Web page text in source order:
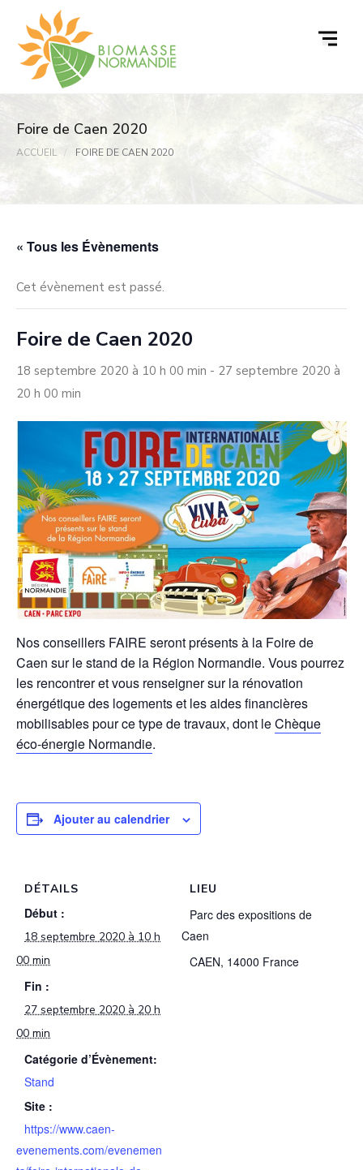
contenu
Foire de Caen 2020
ACCUEIL FOIRE DE CAEN 2020
« Tous les Évènements
Cet évènement est passé.
Foire de Caen 2020
18 septembre 2020 à 10 h 00 min - 27 septembre 2020 à
20 h 00 min
Nos conseillers FAIRE seront présents à la Foire de
Caen sur le stand de la Région Normandie. Vous pourrez
les rencontrer et vous renseigner sur la rénovation
énergétique des logements et les aides financières
mobilisables pour ce type de travaux, dont leChèque
éco-énergie Normandie.
Ajouter au calendrier
DÉTAILS
Début :
18 septembre 2020 à 10 h
00 min
Fin :
27 septembre 2020 à 20 h
00 min
Catégorie d’Évènement:
Stand
Site :
https://www.caen-
evenements.com/evenemen
LIEU
Parc des expositions de
Caen
CAEN, 14000 France